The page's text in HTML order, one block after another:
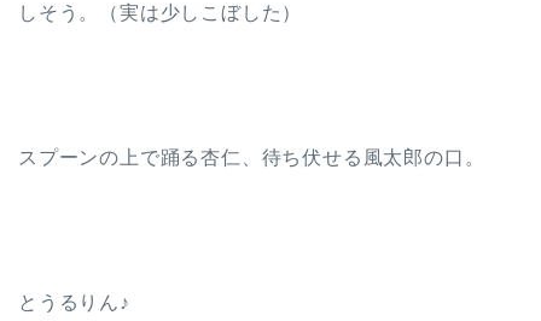
しそう。（実は少しこぼした）
スプーンの上で踊る杏仁、待ち伏せる風太郎の口。
とうるりん♪